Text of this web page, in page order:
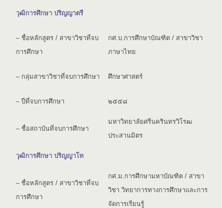
วุฒิการศึกษา ปริญญาตรี
– ชื่อหลักสูตร / สาขาวิชาที่จบ
การศึกษา
กศ.บ.การศึกษาบัณฑิต / สาขาวิชา
ภาษาไทย
– กลุ่มสาขาวิชาที่จบการศึกษา ศึกษาศาสตร์
– ปีที่จบการศึกษา ๒๕๕๘
– ชื่อสถาบันที่จบการศึกษา
มหาวิทยาลัยศรีนครินทรวิโรฒ
ประสานมิตร
วุฒิการศึกษา ปริญญาโท
– ชื่อหลักสูตร / สาขาวิชาที่จบ
การศึกษา
กศ.ม.การศึกษามหาบัณฑิต / สาขา
วิชา วิทยาการทางการศึกษาและการ
จัดการเรียนรู้